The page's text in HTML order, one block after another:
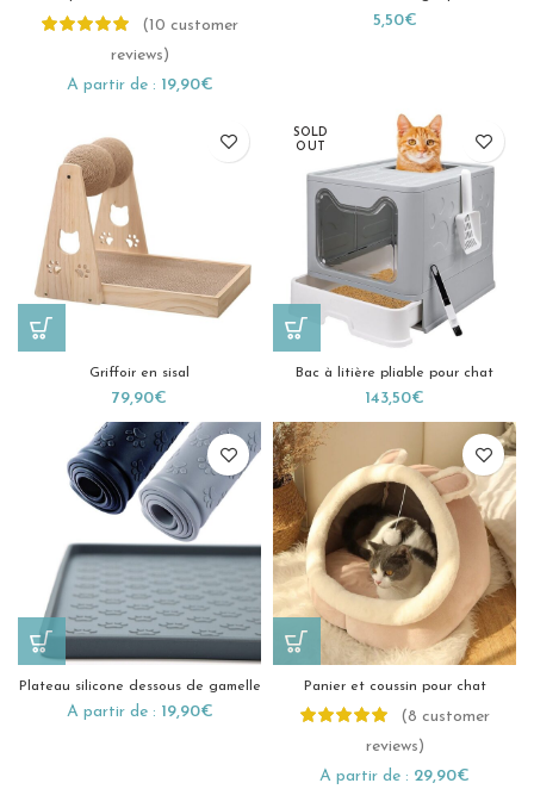
(10 customer
reviews)
A partir de : 19,90€
5,50€
Griffoir en sisal
79,90€
SOLD
OUT
Bac à litière pliable pour chat
143,50€
Plateau silicone dessous de gamelle
A partir de : 19,90€
Panier et coussin pour chat
(8 customer
reviews)
A partir de : 29,90€